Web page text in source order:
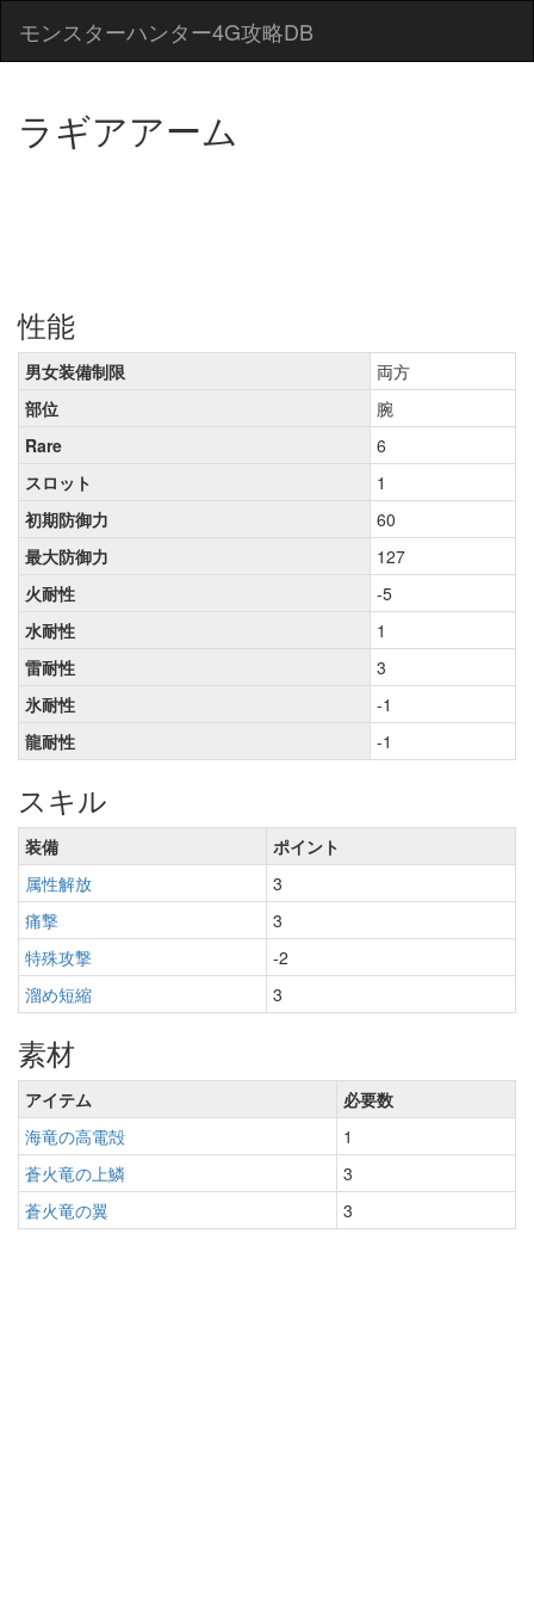
モンスターハンター4G攻略DB
ラギアアーム
性能
男女装備制限
両方
部位
腕
Rare
6
スロット
1
初期防御力
60
最大防御力
127
火耐性
-5
水耐性
1
雷耐性
3
氷耐性
-1
龍耐性
-1
スキル
装備
ポイント
属性解放
3
痛撃
3
特殊攻撃
-2
溜め短縮
3
素材
アイテム
必要数
海竜の高電殻
1
蒼火竜の上鱗
3
蒼火竜の翼
3